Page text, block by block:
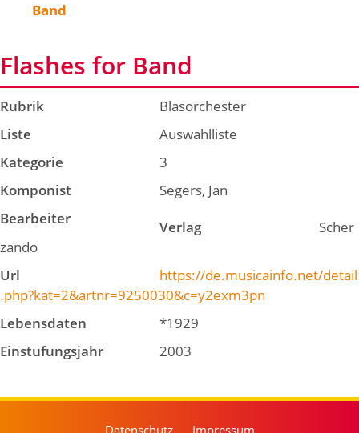
Band
Flashes for Band
Rubrik
Blasorchester
Liste
Auswahlliste
Kategorie
3
Komponist
Segers, Jan
Bearbeiter
Verlag
Scher
zando
Url
https://de.musicainfo.net/detail
.php?kat=2&artnr=9250030&c=y2exm3pn
Lebensdaten
*1929
Einstufungsjahr
2003
Datenschutz Impressum